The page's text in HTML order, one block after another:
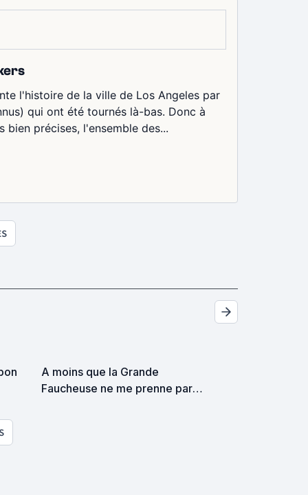
l'histoire de la ville de Los Angeles par
qui ont été tournés là-bas. Donc à
précises, l'ensemble des...
A moins que la Grande
Faucheuse ne me prenne par